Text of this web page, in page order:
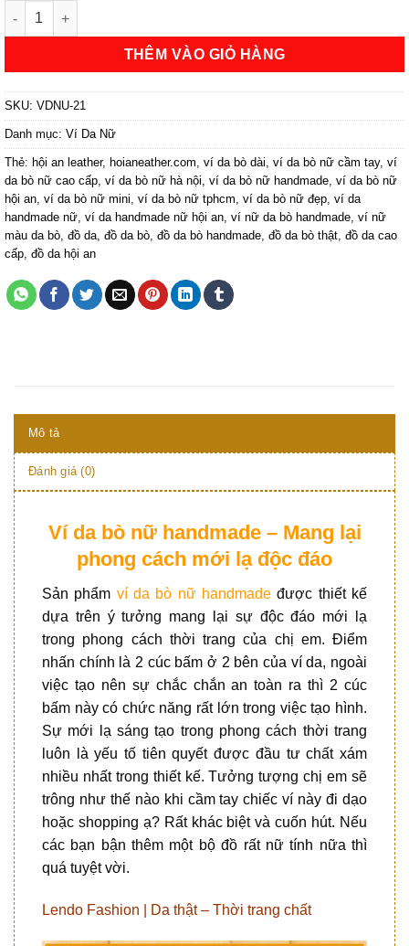
Ví Da Bò Nữ Handmade Phong Cách Mới Lạ | Ví Da Hội An số
THÊM VÀO GIỎ HÀNG
SKU: VDNU-21
Danh mục: Ví Da Nữ
Thẻ: hội an leather, hoianeather.com ví da bò dài ví da bò nữ cầm tay, ví
da bò nữ cao cấp ví da bò nữ hà nội ví da bò nữ handmade ví da bò nữ
hội an ví da bò nữ mini ví da bò nữ tphcm ví da bò nữ đẹp ví da
handmade nữ ví da handmade nữ hội an ví nữ da bò handmade ví nữ
màu da bò đồ da đồ da bò đồ da bò handmade đồ da bò thật đồ da cao
cấp đồ da hội an
Mô tả
Đánh giá (0)
Ví da bò nữ handmade – Mang lại
phong cách mới lạ độc đáo
Sản phẩm ví da bò nữ handmade được thiết kế
dựa trên ý tưởng mang lại sự độc đáo mới lạ
trong phong cách thời trang của chị em. Điểm
nhấn chính là 2 cúc bấm ở 2 bên của ví da, ngoài
việc tạo nên sự chắc chắn an toàn ra thì 2 cúc
bấm này có chức năng rất lớn trong việc tạo hình.
Sự mới lạ sáng tạo trong phong cách thời trang
luôn là yếu tố tiên quyết được đầu tư chất xám
nhiều nhất trong thiết kế. Tưởng tượng chị em sẽ
trông như thế nào khi cầm tay chiếc ví này đi dạo
hoặc shopping ạ? Rất khác biệt và cuốn hút. Nếu
các bạn bận thêm một bộ đồ rất nữ tính nữa thì
quá tuyệt vời.
Lendo Fashion | Da thật – Thời trang chất